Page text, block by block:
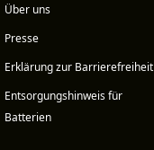
Über uns
Presse
Erklärung zur Barrierefreiheit
Entsorgungshinweis für
Batterien